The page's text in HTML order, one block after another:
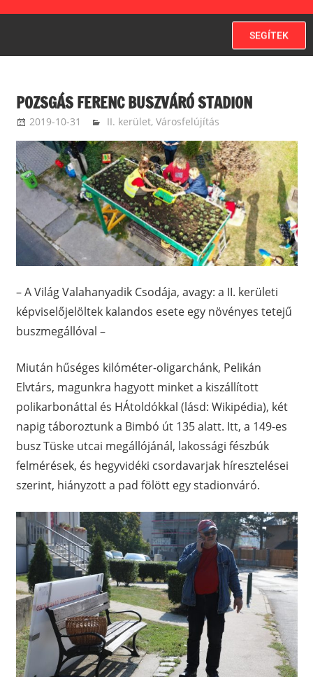
SEGÍTEK
POZSGÁS FERENC BUSZVÁRÓ STADION
2019-10-31 ketfarkukutya
II. kerület, Városfelújítás
– A Világ Valahanyadik Csodája, avagy: a II. kerületi
képviselőjelöltek kalandos esete egy növényes tetejű
buszmegállóval –
Miután hűséges kilóméter-oligarchánk, Pelikán
Elvtárs, magunkra hagyott minket a kiszállított
polikarbonáttal és HÁtoldókkal (lásd: Wikipédia), két
napig táboroztunk a Bimbó út 135 alatt. Itt, a 149-es
busz Tüske utcai megállójánál, lakossági fészbúk
felmérések, és hegyvidéki csordavarjak híresztelései
szerint, hiányzott a pad fölött egy stadionváró.